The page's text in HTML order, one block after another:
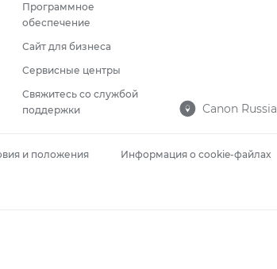
Программное
обеспечение
Сайт для бизнеса
Сервисные центры
Свяжитесь со службой
поддержки
 Canon Russia
и положения Информация о cookie-файлах